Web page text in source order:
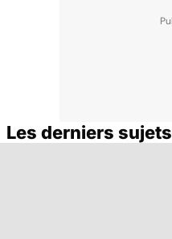
Les derniers sujets